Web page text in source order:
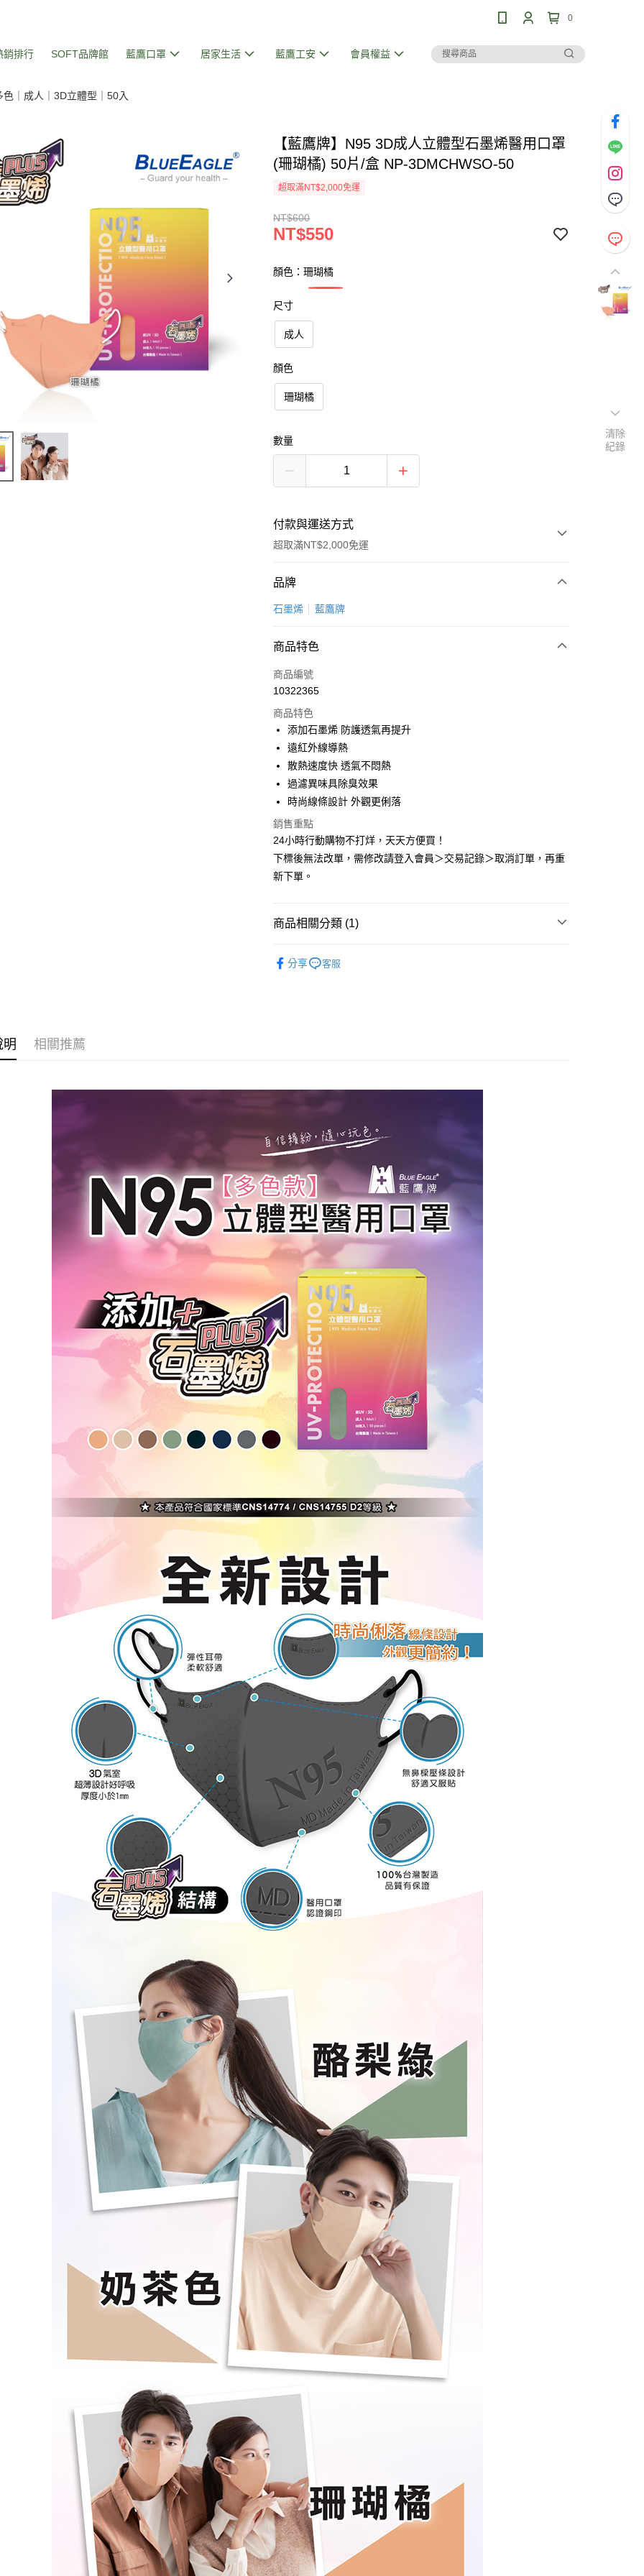
0
銷排行 SOFT品牌館 藍鷹口罩 居家生活 藍鷹工安 會員權益
色｜成人｜3D立體型｜50入
【藍鷹牌】N95 3D成人立體型石墨烯醫用口罩
(珊瑚橘) 50片/盒 NP-3DMCHWSO-50
超取滿NT$2,000免運
NT$600
NT$550
顏色：珊瑚橘
尺寸
成人
顏色
珊瑚橘
數量
付款與運送方式
超取滿NT$2,000免運
付款方式
信用卡一次付款
Apple Pay
悠遊付
Google Pay
全盈+PAY
AFTEE先享後付
【關於「AFTEE先享後付」】
AFTEE先享後付是「在收到商品之後才付款」的支付方式。 讓您購物簡單
便利好安心！
１．簡單：不需註冊會員、不需綁卡、不需儲值。
２．便利：只要手機號碼，簡訊認證，即可結帳。
【「AFTEE先享後付」結帳流程】
１．於結帳方式選擇「AFTEE先享後付」後，將跳轉至「AFTEE先享後
３．收到繳費通知簡訊後14天內，點擊此簡訊中的連結，可透過四大超商
２．關於個人資料處理事宜，請瀏覽以下網址：
https://aftee.tw/terms/#terms3
３．未成年的使用者請事先徵得法定代理人或監護人之同意方可使用
「AFTEE先享後付」，若未經同意申辦者引起之損失，本公司不負相關責
任。
４．使用「AFTEE先享後付」時，將依據個別帳號之用戶狀況，依本公司
即時審查核予不同之上限額度；若仍有額度不足之情形，本公司將視審查
結果請求用戶進行身份認證。
５．嚴禁一人註冊多個帳號或使用他人資訊註冊。若發現惡意使用之情
形，恩沛科技股份有限公司將有權停止該用戶之使用額度並採取法律行
ATM付款
運送方式
每筆NT$60，滿NT$2,000(含以上)免運費
付款後全家取貨
一般地區宅配<如偏遠地區會員請勿選擇一般宅配，請點選其他選
每筆NT$90，滿NT$2,000(含以上)免運費
🚚偏遠地區宅配<請務必選擇此配送方式，偏遠地區可參照『首頁
→會員需知→偏遠地區配送事項』
每筆NT$120
🚢離島配送
每筆NT$250
品牌
石墨烯 藍鷹牌
商品特色
商品編號
10322365
商品特色
添加石墨烯 防護透氣再提升
遠紅外線導熱
散熱速度快 透氣不悶熱
過濾異味具除臭效果
時尚線條設計 外觀更俐落
銷售重點
24小時行動購物不打烊，天天方便買！
下標後無法改單，需修改請登入會員＞交易記錄＞取消訂單，再重
新下單。
商品相關分類 (1)
3D立體型｜50入
分享 客服
明 相關推薦
清除
紀錄